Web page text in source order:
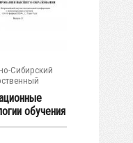
Сибирский
обучения